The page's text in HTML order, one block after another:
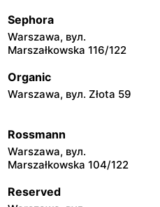
52
Groszek
26
Groszek
280
Groszek
Wojska Polskiego 114
Sephora
Warszawa, вул.
Marszałkowska 116/122
Organic
Warszawa, вул. Złota 59
Rossmann
Warszawa, вул.
Marszałkowska 104/122
Reserved